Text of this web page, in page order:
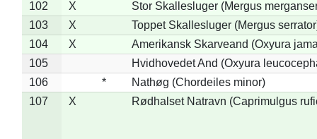
102 X
Stor Skallesluger (Mergus
103
X
Toppet Skallesluger (Mergus
104
X
Amerikansk Skarveand (Oxyura
105
Hvidhovedet And (Oxyura
106
*
Nathøg (Chordeiles minor)
107
X Rødhalset Natravn (Caprimulgus